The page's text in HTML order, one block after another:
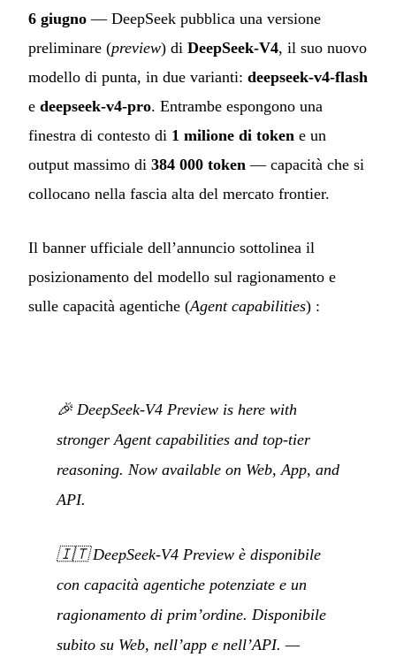
6 giugno — DeepSeek pubblica una versione
preliminare (preview) di DeepSeek-V4, il suo nuovo
modello di punta, in due varianti: deepseek-v4-flash
e deepseek-v4-pro. Entrambe espongono una
finestra di contesto di 1 milione di token e un
output massimo di 384 000 token — capacità che si
collocano nella fascia alta del mercato frontier.
Il banner ufficiale dell’annuncio sottolinea il
posizionamento del modello sul ragionamento e
sulle capacità agentiche (Agent capabilities) :
🎉 DeepSeek-V4 Preview is here with
stronger Agent capabilities and top-tier
reasoning. Now available on Web, App, and
API.
🇮🇹DeepSeek-V4 Preview è disponibile
con capacità agentiche potenziate e un
ragionamento di prim’ordine. Disponibile
subito su Web, nell’app e nell’API. —